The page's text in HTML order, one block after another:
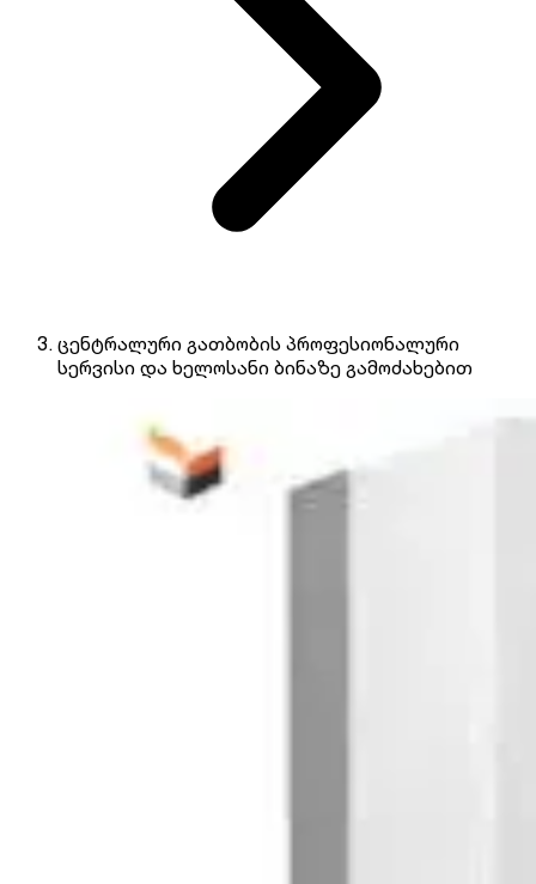
ცენტრალური გათბობის პროფესიონალური
სერვისი და ხელოსანი ბინაზე გამოძახებით